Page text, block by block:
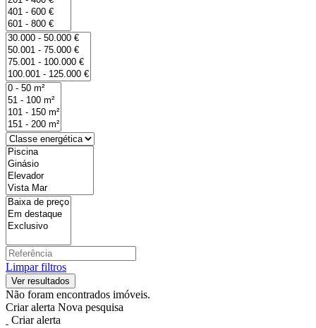
Limpar filtros
Não foram encontrados imóveis.
Criar alerta Nova pesquisa
Criar alerta